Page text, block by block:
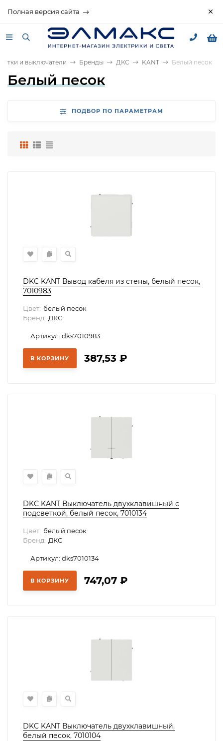
Полная версия сайта
и выключатели Бренды ДКС KANT Белый песок
Белый песок
ПОДБОР ПО ПАРАМЕТРАМ
DKC KANT Вывод кабеля из стены, белый песок,
7010983
Цвет: белый песок
Бренд: ДКС
Артикул: dks7010983
В КОРЗИНУ 387,53 ₽
DKC KANT Выключатель двухклавишный с
подсветкой, белый песок, 7010134
Цвет: белый песок
Бренд: ДКС
Артикул: dks7010134
В КОРЗИНУ 747,07 ₽
DKC KANT Выключатель двухклавишный,
белый песок, 7010104